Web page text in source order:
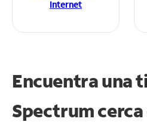
Internet
Encuentra una
Spectrum